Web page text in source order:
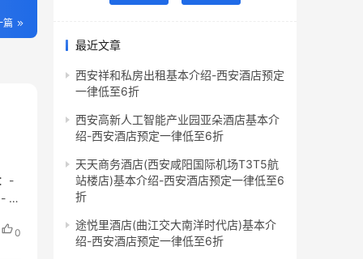
篇
-
经
0
最近文章
西安祥和私房出租基本介绍-西安酒店预定
一律低至6折
西安高新人工智能产业园亚朵酒店基本介
绍-西安酒店预定一律低至6折
天天商务酒店(西安咸阳国际机场T3T5航
站楼店)基本介绍-西安酒店预定一律低至6
折
途悦里酒店(曲江交大南洋时代店)基本介
绍-西安酒店预定一律低至6折